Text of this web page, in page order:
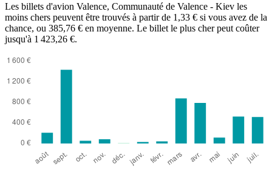
Valencia
Les billets d'avion Valence, Communauté de Valence - Kiev les
moins chers peuvent être trouvés à partir de 1,33 € si vous avez de la
chance, ou 385,76 € en moyenne. Le billet le plus cher peut coûter
jusqu'à 1 423,26 €.